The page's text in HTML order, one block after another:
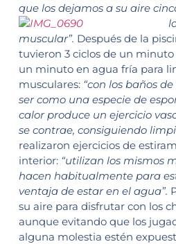
que los dejamos a su aire
muscular”. Después de la
tuvieron 3 ciclos de un
un minuto en agua fría para
musculares: “con los baños
ser como una especie de
calor produce un ejercicio
se contrae, consiguiendo
realizaron ejercicios de
interior:“utilizan los mismos
hacen habitualmente para
ventaja de estar en el agua”.
su aire para disfrutar con los
aunque evitando que los
alguna molestia estén